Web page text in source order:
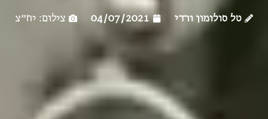
טל סולומון ורדי 04/07/2021 צילום: יח״צ